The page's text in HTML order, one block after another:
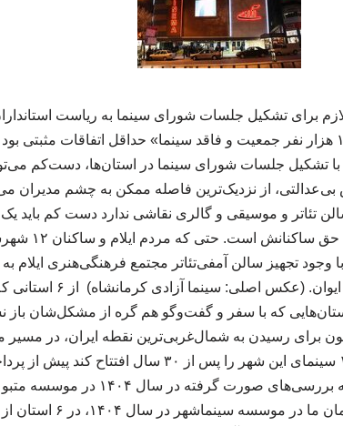
برای تشکیل جلسات شورای سینما به ریاست
طرح احداث سینما در شهرهای بالای ۱۰۰ هزار نفر جمعیت و فاقد سینما» حداقل
آن‌ها آغاز شد. با تشکیل جلسات شورای سینما در استان‌ها،
از نزدیک‌ترین فاصله ممکن به چشم مدیران
تئاتر و موسیقی و گالری نقاشی ندارد دست کم باید یک
نازل‌ترین کیفیت،
تجهیز سالن آمفی‌تئاتر مجتمع فرهنگی‌هنری ایلام به
سالنِ دیگر؛ یکی در آبدانان و
که با سفر و گفت‌وگو هم گره از مشکل‌شان باز
رسیدن به شمال‌غربی‌ترین نقطه ایران، در مسیر
غربی است تا فردا، دوشنبه ۱۴۰۵/۰۳/۲۵ سینمای این شهر را پس از
جدا کردن ۶ استان از ۳۱ استان ایران، به